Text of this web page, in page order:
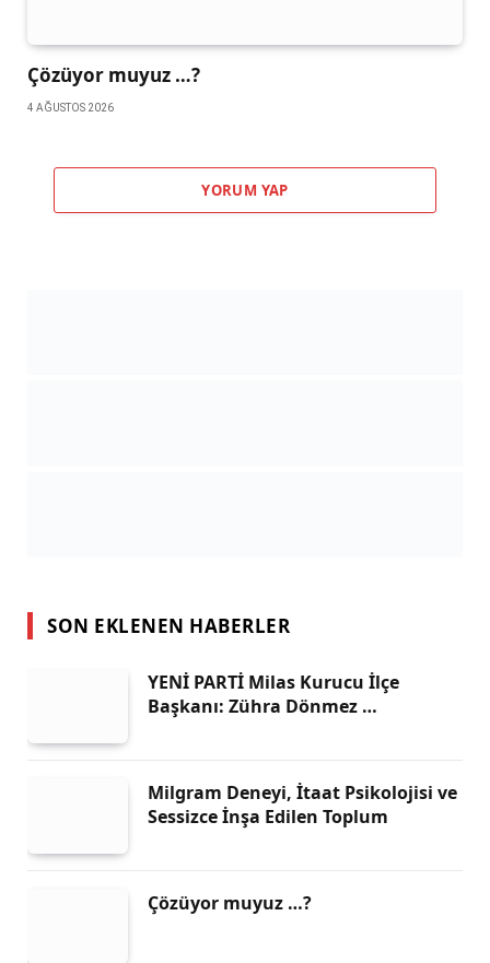
Çözüyor muyuz …?
4 AĞUSTOS 2026
YORUM YAP
SON EKLENEN HABERLER
YENİ PARTİ Milas Kurucu İlçe
Başkanı: Zühra Dönmez …
Milgram Deneyi, İtaat Psikolojisi ve
Sessizce İnşa Edilen Toplum
Çözüyor muyuz …?